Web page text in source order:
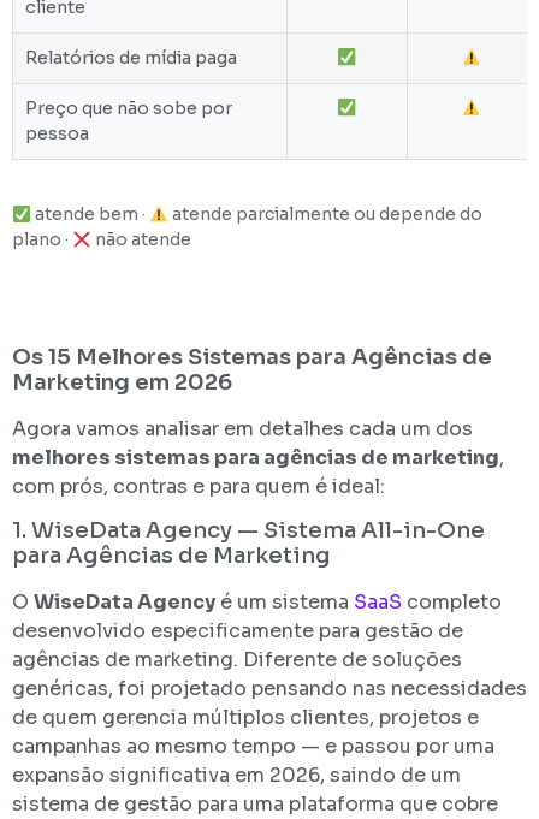
cliente
Relatórios de mídia paga
Preço que não sobe por
pessoa
atende bem ·
atende parcialmente ou depende do
plano ·
não atende
Os 15 Melhores Sistemas para Agências de
Marketing em 2026
Agora vamos analisar em detalhes cada um dos
melhores sistemas para agências de marketing,
com prós, contras e para quem é ideal:
1. WiseData Agency — Sistema All-in-One
para Agências de Marketing
O WiseData Agency é um sistema SaaS completo
desenvolvido especificamente para gestão de
agências de marketing. Diferente de soluções
genéricas, foi projetado pensando nas necessidades
de quem gerencia múltiplos clientes, projetos e
campanhas ao mesmo tempo — e passou por uma
expansão significativa em 2026, saindo de um
sistema de gestão para uma plataforma que cobre